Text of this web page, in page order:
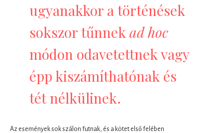
ugyanakkor a történések
sokszor tűnnekad hoc
módon odavetettnek vagy
épp kiszámíthatónak és
tét nélkülinek.
Az események sok szálon futnak, és a kötet első felében